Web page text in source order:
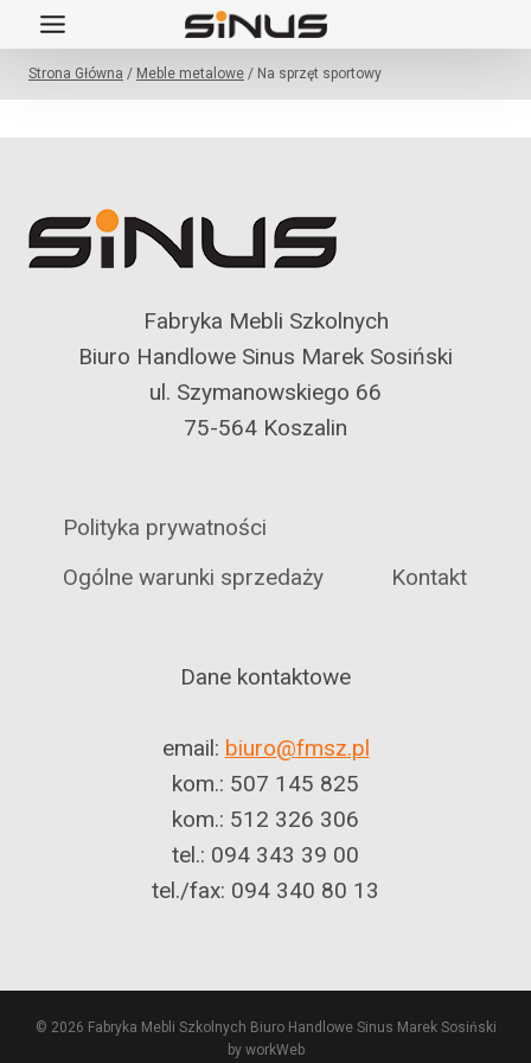
Przejdź
do
treściStrona Główna / Meble metalowe / Na sprzęt sportowy
Fabryka Mebli Szkolnych
Biuro Handlowe Sinus Marek Sosiński
ul. Szymanowskiego 66
75-564 Koszalin
Polityka prywatności
Ogólne warunki sprzedaży
Kontakt
Dane kontaktowe
email: biuro@fmsz.pl
kom.: 507 145 825
kom.: 512 326 306
tel.: 094 343 39 00
tel./fax: 094 340 80 13
© 2026 Fabryka Mebli Szkolnych Biuro Handlowe Sinus Marek Sosiński
by workWeb